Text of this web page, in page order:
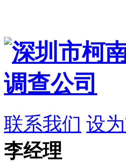
联系我们 设
李经理